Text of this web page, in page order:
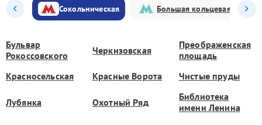
Сокольническая Большая кольцевая
Бульвар
Рокоссовского
Черкизовская
Преображенская
площадь
Красносельская
Красные Ворота Чистые пруды
Лубянка Охотный Ряд
Библиотека
имени Ленина